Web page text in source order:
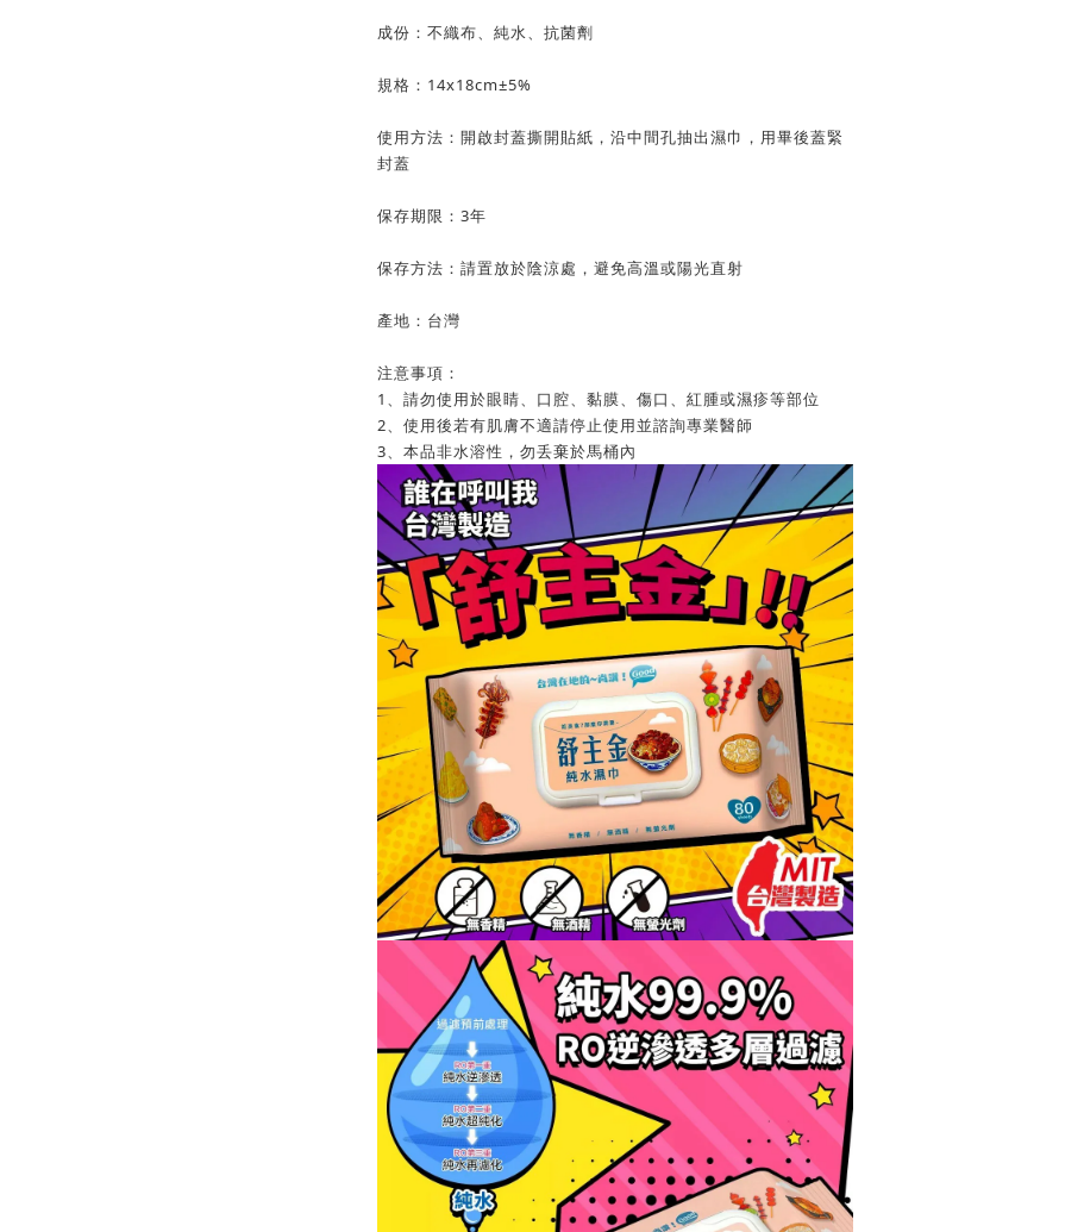
成份：不織布、純水、抗菌劑
規格：14x18cm±5%
使用方法：開啟封蓋撕開貼紙，沿中間孔抽出濕巾，用畢後蓋緊
封蓋
保存期限：3年
保存方法：請置放於陰涼處，避免高溫或陽光直射
產地：台灣
注意事項：
1、請勿使用於眼睛、口腔、黏膜、傷口、紅腫或濕疹等部位
2、使用後若有肌膚不適請停止使用並諮詢專業醫師
3、本品非水溶性，勿丢棄於馬桶內